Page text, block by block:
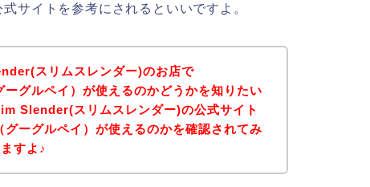
サイトを参考にされるといいですよ。
スリムスレンダー)のお店で
グルペイ）が使えるのかどうかを知りたい
Slender(スリムスレンダー)の公式サイト
ーグルペイ）が使えるのかを確認されてみ
すよ♪